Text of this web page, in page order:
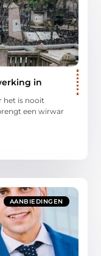
in
het is nooit
een wirwar
AANBIEDINGEN